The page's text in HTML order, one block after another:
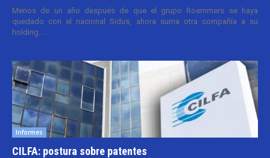
Menos de un año después de que el grupo Roemmers se haya
quedado con el nacional Sidus, ahora suma otra compañía a su
holding....
Informes
CILFA: postura sobre patentes